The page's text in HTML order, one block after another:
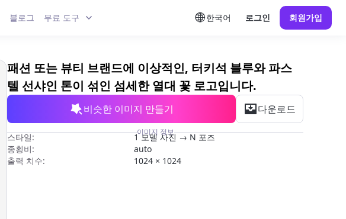
블로그 무료 도구 한국어 로그인 회원가입
패션 또는 뷰티 브랜드에 이상적인, 터키석 블루와 파스
텔 선샤인 톤이 섞인 섬세한 열대 꽃 로고입니다.
비슷한 이미지 만들기 다운로드
이미지 정보
스타일:
1 모델 사진 → N 포즈
종횡비:
auto
출력 치수:
1024 × 1024